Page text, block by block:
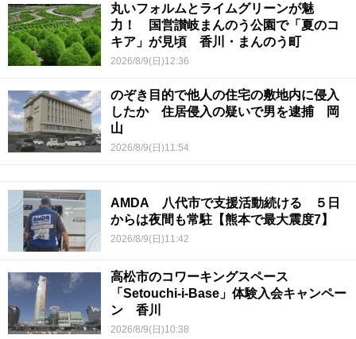
丸いフォルムとライムグリーンが魅
力！ 国営讃岐まんのう公園で「夏のコ
キア」が見頃 香川・まんのう町
2026/8/9(日)12:36
のぞき目的で他人の住宅の敷地内に侵入
したか 住居侵入の疑いで男を逮捕 岡
山
2026/8/9(日)11:54
AMDA 八代市で支援活動続ける ５日
からは夜間も常駐【熊本で最大震度7】
2026/8/9(日)11:42
高松市のコワーキングスペース
「Setouchi-i-Base」体験入会キャンペー
ン 香川
2026/8/9(日)10:38